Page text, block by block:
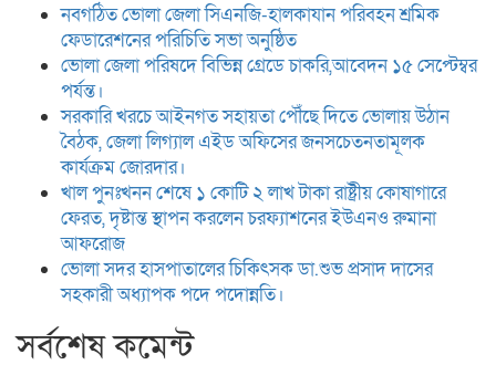
নবগঠিত ভোলা জেলা সিএনজি-হালকাযান পরিবহন শ্রমিক
ফেডারেশনের পরিচিতি সভা অনুষ্ঠিত
ভোলা জেলা পরিষদে বিভিন্ন গ্রেডে চাকরি,আবেদন ১৫ সেপ্টেম্বর
পর্যন্ত।
সরকারি খরচে আইনগত সহায়তা পৌঁছে দিতে ভোলায় উঠান
বৈঠক, জেলা লিগ্যাল এইড অফিসের জনসচেতনতামূলক
কার্যক্রম জোরদার।
খাল পুনঃখনন শেষে ১ কোটি ২ লাখ টাকা রাষ্ট্রীয় কোষাগারে
ফেরত, দৃষ্টান্ত স্থাপন করলেন চরফ্যাশনের ইউএনও রুমানা
আফরোজ
ভোলা সদর হাসপাতালের চিকিৎসক ডা.শুভ প্রসাদ দাসের
সহকারী অধ্যাপক পদে পদোন্নতি।
সর্বশেষ কমেন্ট